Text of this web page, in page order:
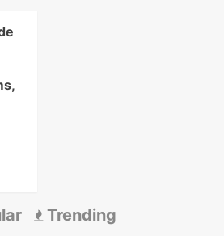
Trending